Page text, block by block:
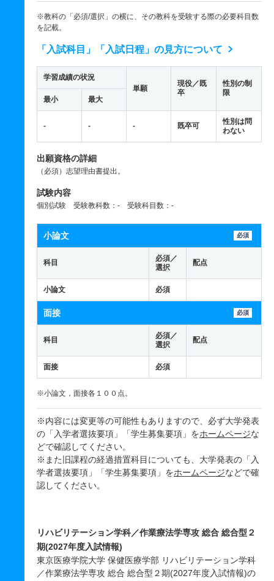
※教科の「必須/選択」の横に、その教科を受験する際の必要科目数
を記載。
「入試科目」「入試日程」の見方について
学習成績の状況
単願
現役／既
卒
性別の制
限
最小 最大
- - - 既卒可
性別は問
わない
出願資格の詳細
（必須）志望理由書提出。
試験内容
個別試験 受験教科数：- 受験科目数：-
小論文 必須
科目
必須／
選択
配点
小論文 必須
面接 必須
科目
必須／
選択
配点
面接 必須
※小論文，面接各１００点。
※内容には変更等の可能性もありますので、必ず大学発表
の「入学者選抜要項」「学生募集要項」をホームページな
どで確認してください。
※また旧課程の経過措置科目についても、大学発表の「入
学者選抜要項」「学生募集要項」をホームページなどで確
認してください。
リハビリテーション学科／作業療法学専攻 総合 総合型２
期(2027年度入試情報)
東京医療学院大学 保健医療学部 リハビリテーション学科
／作業療法学専攻 総合 総合型２期(2027年度入試情報)の